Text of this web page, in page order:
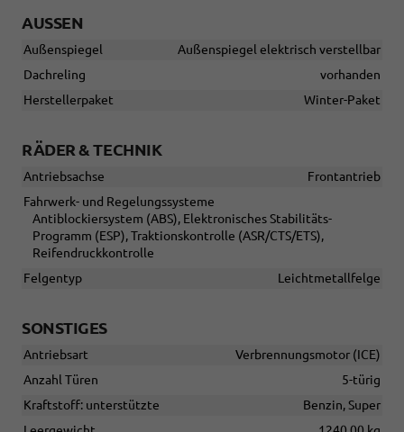
AUSSEN
Außenspiegel
Außenspiegel elektrisch verstellbar
Dachreling
vorhanden
Herstellerpaket
Winter-Paket
RÄDER & TECHNIK
Antriebsachse
Frontantrieb
Fahrwerk- und Regelungssysteme
Antiblockiersystem (ABS), Elektronisches Stabilitäts-
Programm (ESP), Traktionskontrolle (ASR/CTS/ETS),
Reifendruckkontrolle
Felgentyp
Leichtmetallfelge
SONSTIGES
Antriebsart
Verbrennungsmotor (ICE)
Anzahl Türen
5-türig
Kraftstoff: unterstützte
Benzin, Super